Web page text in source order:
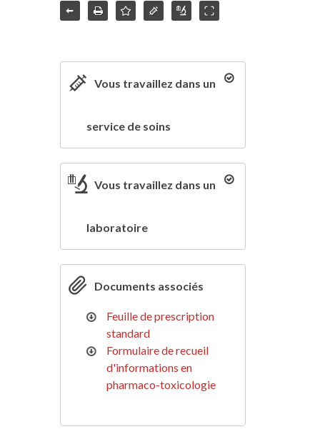
Vous travaillez dans un
service de soins
Vous travaillez dans un
laboratoire
Documents associés
Feuille de prescription
standard
Formulaire de recueil
d'informations en
pharmaco-toxicologie